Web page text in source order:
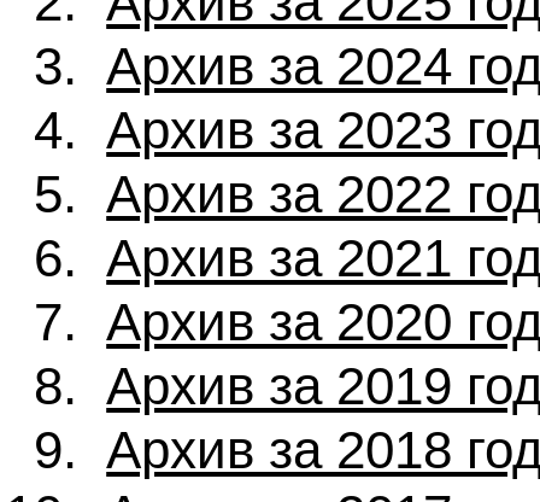
Архив за 2024
Архив за 2023
Архив за 2022
Архив за 2021
Архив за 2020
Архив за 2019
Архив за 2018